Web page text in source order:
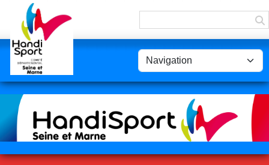
Panneau de gestion des cookies